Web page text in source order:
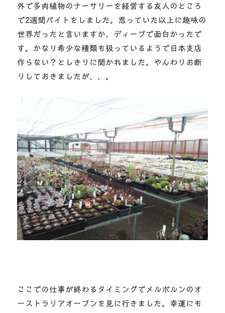
外で多肉植物のナーサリーを経営する友人のところ
で2週間バイトをしました。思っていた以上に趣味の
世界だったと言いますか、ディープで面白かったで
す。かなり希少な種類も扱っているようで日本支店
作らない？としきりに聞かれました。やんわりお断
りしておきましたが、、。
ここでの仕事が終わるタイミングでメルボルンのオ
ーストラリアオープンを見に行きました。幸運にも